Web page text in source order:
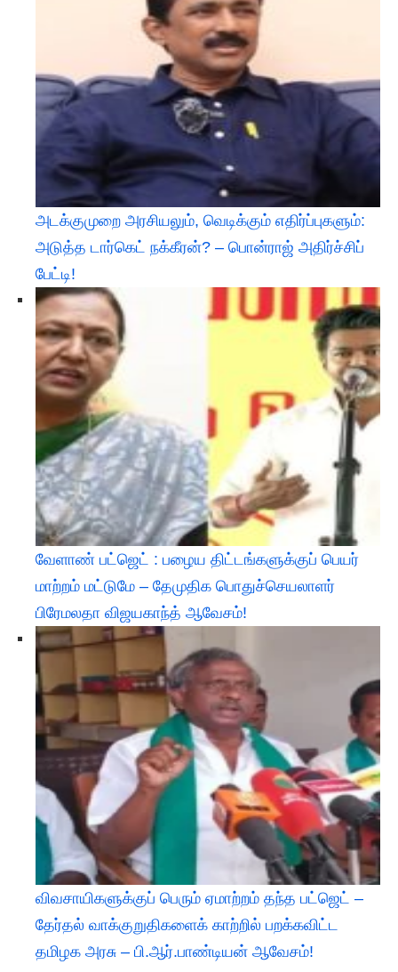
அடக்குமுறை அரசியலும், வெடிக்கும் எதிர்ப்புகளும்:
அடுத்த டார்கெட் நக்கீரன்? – பொன்ராஜ் அதிர்ச்சிப்
பேட்டி! ​
வேளாண் பட்ஜெட் : பழைய திட்டங்களுக்குப் பெயர்
மாற்றம் மட்டுமே – தேமுதிக பொதுச்செயலாளர்
பிரேமலதா விஜயகாந்த் ஆவேசம்!
விவசாயிகளுக்குப் பெரும் ஏமாற்றம் தந்த பட்ஜெட் –
தேர்தல் வாக்குறுதிகளைக் காற்றில் பறக்கவிட்ட
தமிழக அரசு – பி.ஆர்.பாண்டியன் ஆவேசம்!